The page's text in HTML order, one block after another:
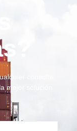
consulta
mejor solución